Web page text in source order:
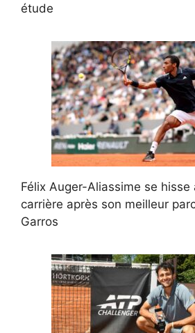
étude
Félix Auger-Aliassime se hisse
carrière après son meilleur
Garros